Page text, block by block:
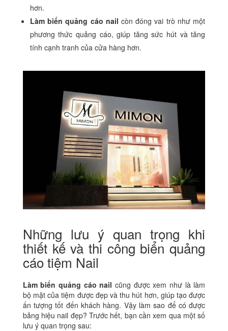
hơn.
Làm biển quảng cáo nail còn đóng vai trò như một
phương thức quảng cáo, giúp tăng sức hút và tăng
tính cạnh tranh của cửa hàng hơn.
Những lưu ý quan trọng khi
thiết kế và thi công biển quảng
cáo tiệm Nail
Làm biển quảng cáo nail cũng được xem như là làm
bộ mặt của tiệm được đẹp và thu hút hơn, giúp tạo được
ấn tượng tốt đến khách hàng. Vậy làm sao để có được
bảng hiệu nail đẹp? Trước hết, bạn cần xem qua một số
lưu ý quan trọng sau: